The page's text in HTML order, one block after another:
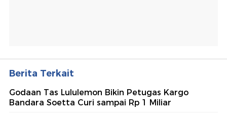
Berita Terkait
Godaan Tas Lululemon Bikin Petugas Kargo
Bandara Soetta Curi sampai Rp 1 Miliar